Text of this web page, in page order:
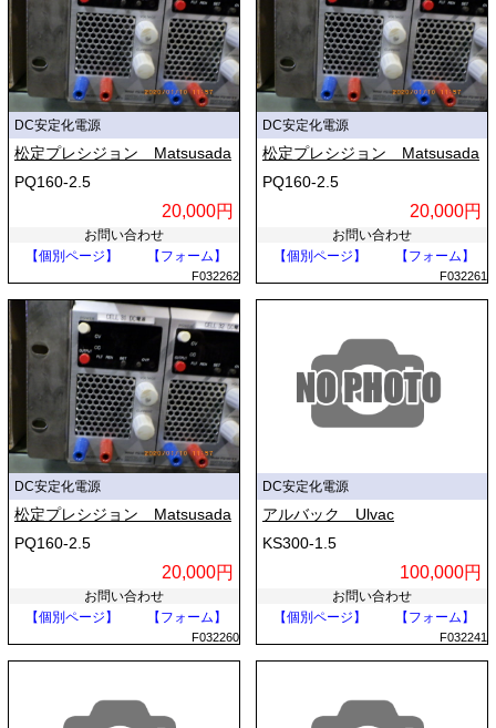
DC安定化電源
松定プレシジョン Matsusada
PQ160-2.5
20,000円
お問い合わせ
【個別ページ】
【フォーム】
F032262
DC安定化電源
松定プレシジョン Matsusada
PQ160-2.5
20,000円
お問い合わせ
【個別ページ】
【フォーム】
F032261
DC安定化電源
松定プレシジョン Matsusada
PQ160-2.5
20,000円
お問い合わせ
【個別ページ】
【フォーム】
F032260
DC安定化電源
アルバック Ulvac
KS300-1.5
100,000円
お問い合わせ
【個別ページ】
【フォーム】
F032241